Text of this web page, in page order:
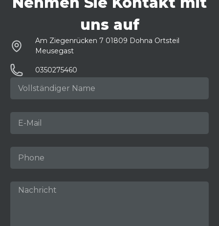
uns auf
Am Ziegenrücken 7 01809 Dohna Ortsteil
Meusegast
0350275460